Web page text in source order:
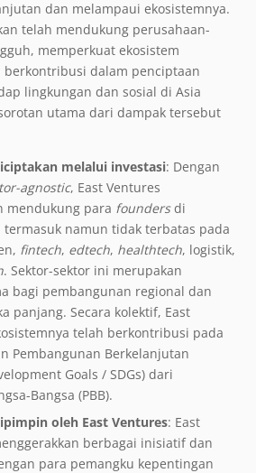
dan melampaui ekosistemnya.
telah mendukung perusahaan-
memperkuat ekosistem
berkontribusi dalam penciptaan
lingkungan dan sosial di Asia
utama dari dampak tersebut
melalui investasi: Dengan
agnostic, East Ventures
mendukung para foundersdi
termasuk namun tidak terbatas pada
fintech, edtech, healthtech, logistik,
. Sektor-sektor ini merupakan
bagi pembangunan regional dan
panjang. Secara kolektif, East
telah berkontribusi pada
Pembangunan Berkelanjutan
Goals / SDGs) dari
Bangsa (PBB).
oleh East Ventures: East
berbagai inisiatif dan
para pemangku kepentingan